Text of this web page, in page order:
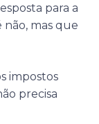
para a
não, mas que
impostos
precisa